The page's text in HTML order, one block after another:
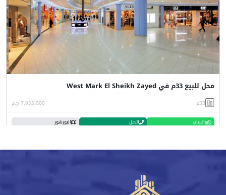
محل للبيع 33م في West Mark El Sheikh Zayed
33م 7,955,000 ج.م
واتساب اتصل البورشور